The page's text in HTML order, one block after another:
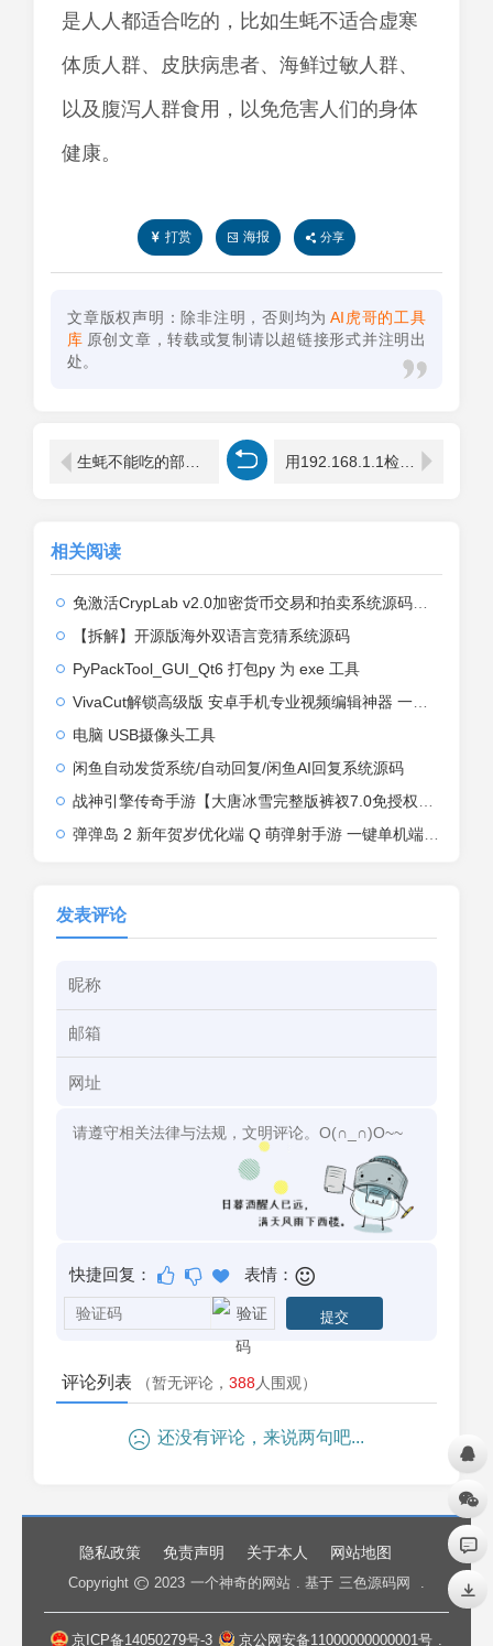
是人人都适合吃的，比如生蚝不适合虚寒
体质人群、皮肤病患者、海鲜过敏人群、
以及腹泻人群食用，以免危害人们的身体
健康。
打赏 海报 分享
文章版权声明：除非注明，否则均为 AI虎哥的工具
库 原创文章，转载或复制请以超链接形式并注明出
处。
生蚝不能吃的部位图解(生蚝什么季节最肥最好吃) 用192.168.1.1检测与路由器的连通
相关阅读
免激活CrypLab v2.0加密货币交易和拍卖系统源码，前台新增中文后台全部汉化
【拆解】开源版海外双语言竞猜系统源码
PyPackTool_GUI_Qt6 打包py 为 exe 工具
VivaCut解锁高级版 安卓手机专业视频编辑神器 一键式AI加持
电脑 USB摄像头工具
闲鱼自动发货系统/自动回复/闲鱼AI回复系统源码
战神引擎传奇手游【大唐冰雪完整版裤衩7.0免授权】2026整理特色服务端+寒冬之城+万象古城+天威大陆+大唐盛世【站长亲测】
弹弹岛 2 新年贺岁优化端 Q 萌弹射手游 一键单机端 + Linux 手工端 + GM 后台 + 安卓 iOS 双端带教程
发表评论
快捷回复： 表情：
评论列表 （暂无评论， 388 人围观）
还没有评论，来说两句吧...
隐私政策 免责声明 关于本人 网站地图
Copyright 2023 一个神奇的网站 . 基于 三色源码网 .
京ICP备14050279号-3 京公网安备11000000000001号